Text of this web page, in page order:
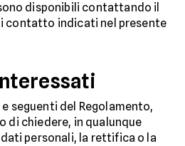
disponibili contattando il
contatto indicati nel presente
seguenti del Regolamento,
di chiedere, in qualunque
personali, la rettifica o la